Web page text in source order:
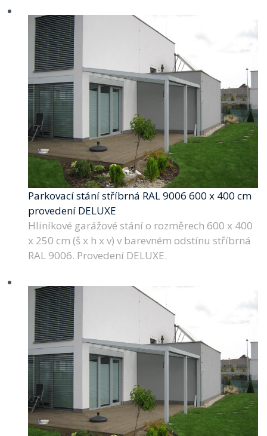
Parkovací stání stříbrná RAL 9006 600 x 400 cm
provedení DELUXE
Hliníkové garážové stání o rozměrech 600 x 400
x 250 cm (š x h x v) v barevném odstínu stříbrná
RAL 9006. Provedení DELUXE.